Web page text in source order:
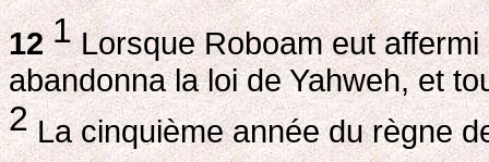
12 1Lorsque Roboam eut
abandonna la loi de Yahweh, et
2La cinquième année du règne